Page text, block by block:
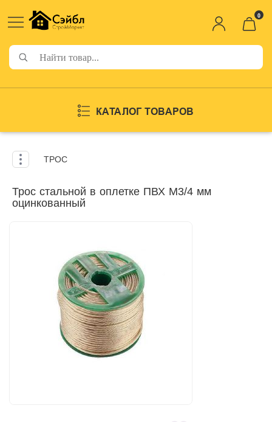
0
КАТАЛОГ ТОВАРОВ
ТРОС
Трос стальной в оплетке ПВХ М3/4 мм
оцинкованный